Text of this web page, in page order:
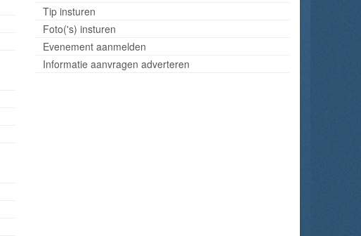
Tip insturen
Foto('s) insturen
Evenement aanmelden
Informatie aanvragen adverteren